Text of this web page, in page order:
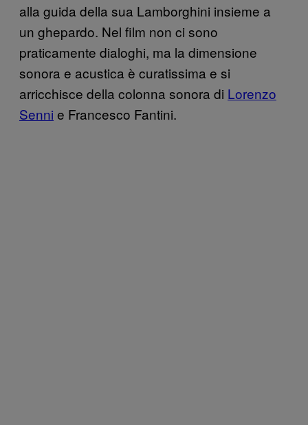
alla guida della sua Lamborghini insieme a
un ghepardo. Nel film non ci sono
praticamente dialoghi, ma la dimensione
sonora e acustica è curatissima e si
arricchisce della colonna sonora di Lorenzo
Senni e Francesco Fantini.